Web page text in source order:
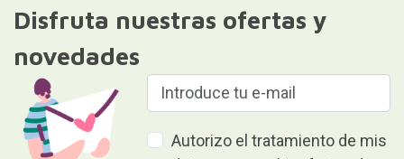
Disfruta nuestras ofertas y
novedades
Autorizo el tratamiento de mis